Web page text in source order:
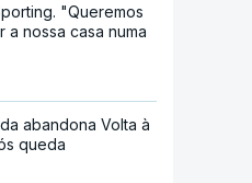
"Queremos
a nossa casa numa
abandona Volta à
queda